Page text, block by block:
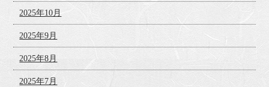
2025年10月
2025年9月
2025年8月
2025年7月